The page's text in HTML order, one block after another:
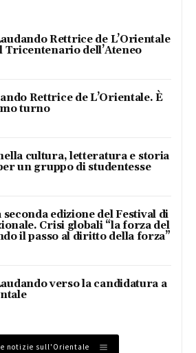
Rettrice de L’Orientale
Tricentenario dell’Ateneo
Rettrice de L’Orientale. È
turno
cultura, letteratura e storia
un gruppo di studentesse
edizione del Festival di
Crisi globali “la forza del
il passo al diritto della forza”
verso la candidatura a
notizie sull'Orientale